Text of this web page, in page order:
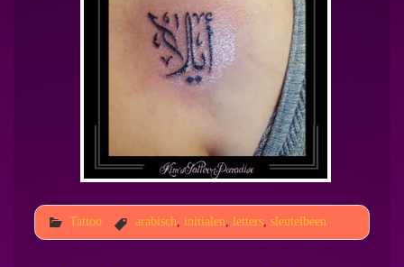
Tattoo arabisch initialen letters, sleutelbeen